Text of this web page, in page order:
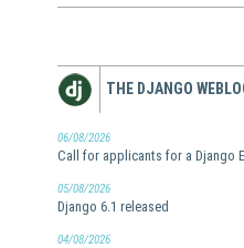
THE DJANGO
06/08/2026
Call for applicants for a Django
05/08/2026
Django 6.1 released
04/08/2026